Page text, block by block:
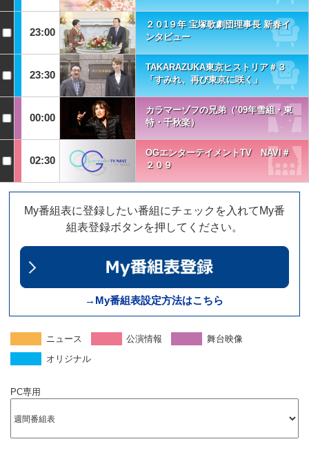
23:00
２０1９年 宝塚歌劇団理事長 新春イ
ンタビュー
23:30
TAKARAZUKA東京ヒストリア＃３
「すみれ、再び東京に咲く」
00:00
カラマーゾフの兄弟（’09年雪組・東
特・千秋楽）
02:30
OGエンターテイメントTV NAVI＃
２０９
My番組表に登録したい番組にチェックを入れてMy番
組表登録ボタンを押してください。
→My番組表設定方法はこちら
ニュース 公演情報
舞台映像
オリジナル
PC専用